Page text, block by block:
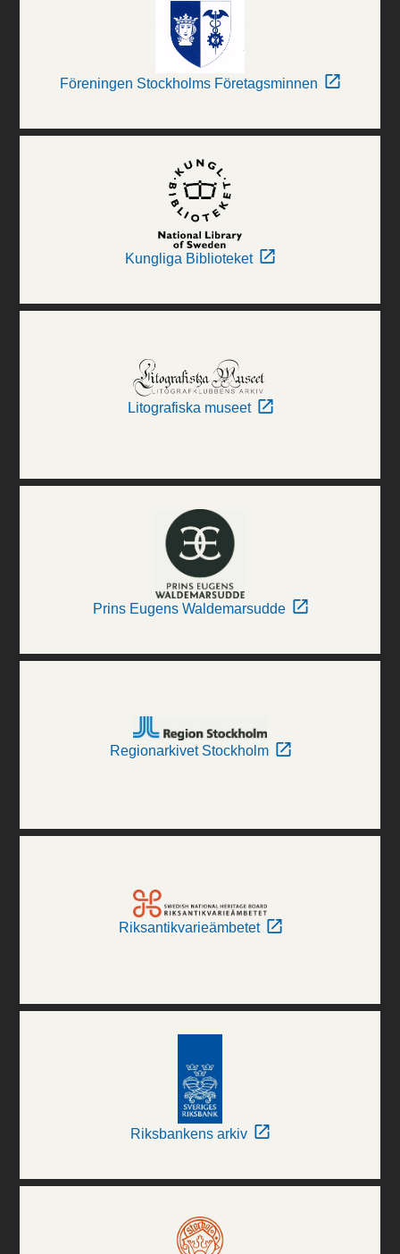
Föreningen Stockholms Företagsminnen
Kungliga Biblioteket
Litografiska museet
Prins Eugens Waldemarsudde
Regionarkivet Stockholm
Riksantikvarieämbetet
Riksbankens arkiv